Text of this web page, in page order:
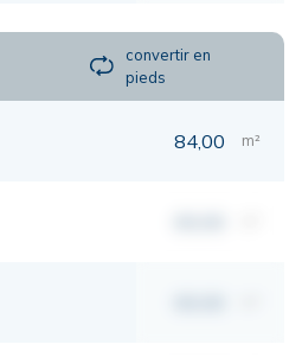
convertir en
pieds
84,00 m²